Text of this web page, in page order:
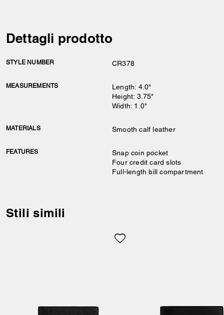
Dettagli prodotto
STYLE NUMBER CR378
MEASUREMENTS
Length: 4.0"
Height: 3.75"
Width: 1.0"
MATERIALS Smooth calf leather
FEATURES
Snap coin pocket
Four credit card slots
Full-length bill compartment
Stili simili